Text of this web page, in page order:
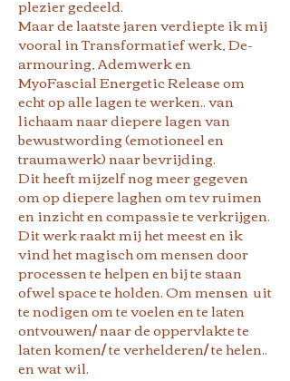
plezier gedeeld.
Maar de laatste jaren verdiepte ik mij
vooral in Transformatief werk, De-
armouring, Ademwerk en
MyoFascial Energetic Release om
echt op alle lagen te werken.. van
lichaam naar diepere lagen van
bewustwording (emotioneel en
traumawerk) naar bevrijding.
Dit heeft mijzelf nog meer gegeven
om op diepere laghen om tev ruimen
en inzicht en compassie te verkrijgen.
Dit werk raakt mij het meest en ik
vind het magisch om mensen door
processen te helpen en bij te staan
ofwel space te holden. Om mensen uit
te nodigen om te voelen en te laten
ontvouwen/ naar de oppervlakte te
laten komen/ te verhelderen/ te helen..
en wat wil.